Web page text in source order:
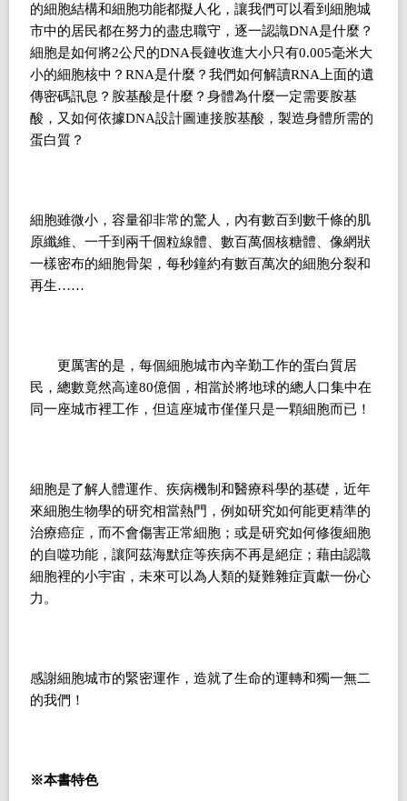
的細胞結構和細胞功能都擬人化，讓我們可以看到細胞城
市中的居民都在努力的盡忠職守，逐一認識DNA是什麼？
細胞是如何將2公尺的DNA長鏈收進大小只有0.005毫米大
小的細胞核中？RNA是什麼？我們如何解讀RNA上面的遺
傳密碼訊息？胺基酸是什麼？身體為什麼一定需要胺基
酸，又如何依據DNA設計圖連接胺基酸，製造身體所需的
蛋白質？
細胞雖微小，容量卻非常的驚人，內有數百到數千條的肌
原纖維、一千到兩千個粒線體、數百萬個核糖體、像網狀
一樣密布的細胞骨架，每秒鐘約有數百萬次的細胞分裂和
再生……
更厲害的是，每個細胞城市內辛勤工作的蛋白質居
民，總數竟然高達80億個，相當於將地球的總人口集中在
同一座城市裡工作，但這座城市僅僅只是一顆細胞而已！
細胞是了解人體運作、疾病機制和醫療科學的基礎，近年
來細胞生物學的研究相當熱門，例如研究如何能更精準的
治療癌症，而不會傷害正常細胞；或是研究如何修復細胞
的自噬功能，讓阿茲海默症等疾病不再是絕症；藉由認識
細胞裡的小宇宙，未來可以為人類的疑難雜症貢獻一份心
力。
感謝細胞城市的緊密運作，造就了生命的運轉和獨一無二
的我們！
※本書特色